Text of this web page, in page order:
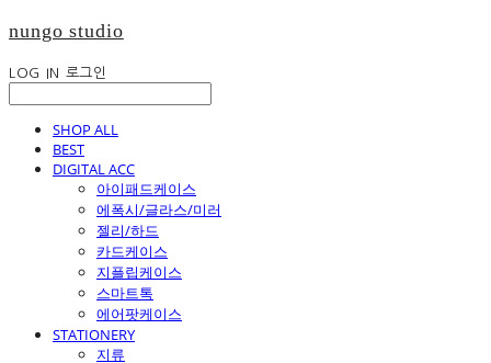
nungo studio
LOG IN 로그인
SHOP ALL
BEST
DIGITAL ACC
아이패드케이스
에폭시/글라스/미러
젤리/하드
카드케이스
지플립케이스
스마트톡
에어팟케이스
STATIONERY
지류